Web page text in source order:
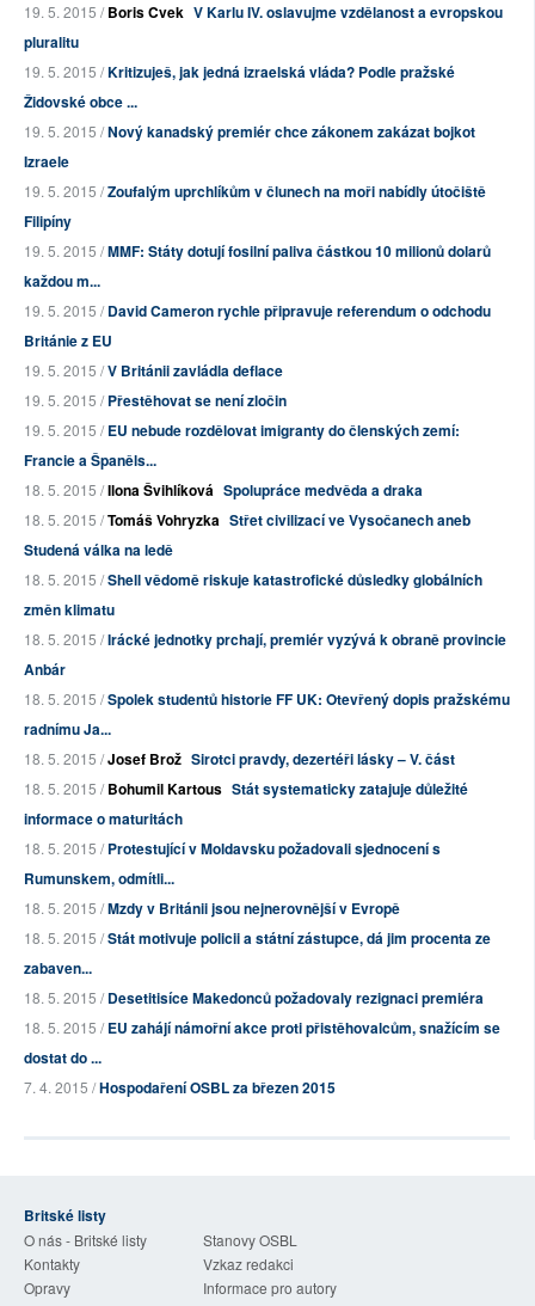
19. 5. 2015 /Boris Cvek V Karlu IV. oslavujme vzdělanost a evropskou
pluralitu
19. 5. 2015 /Kritizuješ, jak jedná izraelská vláda? Podle pražské
Židovské obce ...
19. 5. 2015 /Nový kanadský premiér chce zákonem zakázat bojkot
Izraele
19. 5. 2015 /Zoufalým uprchlíkům v člunech na moři nabídly útočiště
Filipíny
19. 5. 2015 /MMF: Státy dotují fosilní paliva částkou 10 milionů dolarů
každou m...
19. 5. 2015 /David Cameron rychle připravuje referendum o odchodu
Británie z EU
19. 5. 2015 /V Británii zavládla deflace
19. 5. 2015 /Přestěhovat se není zločin
19. 5. 2015 /EU nebude rozdělovat imigranty do členských zemí:
Francie a Španěls...
18. 5. 2015 /Ilona Švihlíková Spolupráce medvěda a draka
18. 5. 2015 /Tomáš Vohryzka Střet civilizací ve Vysočanech aneb
Studená válka na ledě
18. 5. 2015 /Shell vědomě riskuje katastrofické důsledky globálních
změn klimatu
18. 5. 2015 /Irácké jednotky prchají, premiér vyzývá k obraně provincie
Anbár
18. 5. 2015 /Spolek studentů historie FF UK: Otevřený dopis pražskému
radnímu Ja...
18. 5. 2015 /Josef Brož Sirotci pravdy, dezertéři lásky – V. část
18. 5. 2015 /Bohumil Kartous Stát systematicky zatajuje důležité
informace o maturitách
18. 5. 2015 /Protestující v Moldavsku požadovali sjednocení s
Rumunskem, odmítli...
18. 5. 2015 /Mzdy v Británii jsou nejnerovnější v Evropě
18. 5. 2015 /Stát motivuje policii a státní zástupce, dá jim procenta ze
zabaven...
18. 5. 2015 /Desetitisíce Makedonců požadovaly rezignaci premiéra
18. 5. 2015 /EU zahájí námořní akce proti přistěhovalcům, snažícím se
dostat do ...
7. 4. 2015 /Hospodaření OSBL za březen 2015
Britské listy
O nás - Britské listy
Stanovy OSBL
Kontakty
Vzkaz redakci
Opravy
Informace pro autory